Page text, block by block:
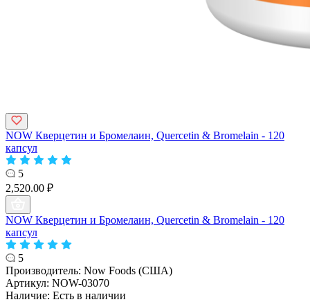
NOW Кверцетин и Бромелаин, Quercetin & Bromelain - 120
капсул
5
2,520.00 ₽
NOW Кверцетин и Бромелаин, Quercetin & Bromelain - 120
капсул
5
Производитель: Now Foods (США)
Артикул: NOW-03070
Наличие: Есть в наличии